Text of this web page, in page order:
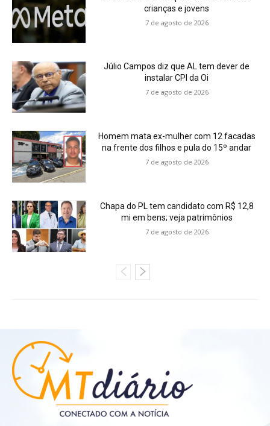
crianças e jovens
7 de agosto de 2026
Júlio Campos diz que AL tem dever de
instalar CPI da Oi
7 de agosto de 2026
Homem mata ex-mulher com 12 facadas
na frente dos filhos e pula do 15º andar
7 de agosto de 2026
Chapa do PL tem candidato com R$ 12,8
mi em bens; veja patrimônios
7 de agosto de 2026